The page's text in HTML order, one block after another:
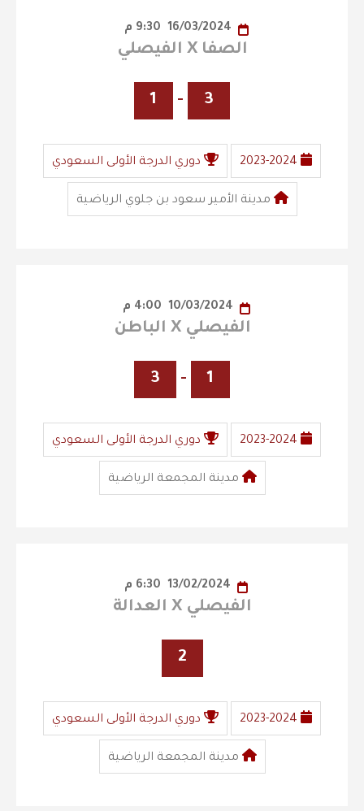
الصفا X الفيصلي
3
-
1
2023-2024 دوري الدرجة الأولى السعودي
مدينة الأمير سعود بن جلوي الرياضية
الفيصلي X الباطن
1
-
3
2023-2024 دوري الدرجة الأولى السعودي
مدينة المجمعة الرياضية
الفيصلي X العدالة
2
2023-2024 دوري الدرجة الأولى السعودي
مدينة المجمعة الرياضية